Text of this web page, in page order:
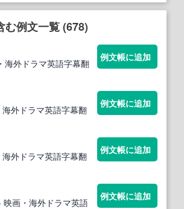
む例文一覧 (678)
海外ドラマ英語字幕翻
例文帳に追加
外ドラマ英語字幕翻
例文帳に追加
外ドラマ英語字幕翻
例文帳に追加
映画・海外ドラマ英語
例文帳に追加